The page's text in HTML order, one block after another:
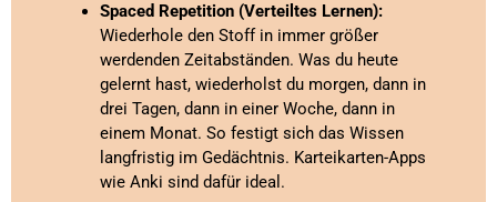
Spaced Repetition (Verteiltes Lernen):
Wiederhole den Stoff in immer größer
werdenden Zeitabständen. Was du heute
gelernt hast, wiederholst du morgen, dann in
drei Tagen, dann in einer Woche, dann in
einem Monat. So festigt sich das Wissen
langfristig im Gedächtnis. Karteikarten-Apps
wie Anki sind dafür ideal.